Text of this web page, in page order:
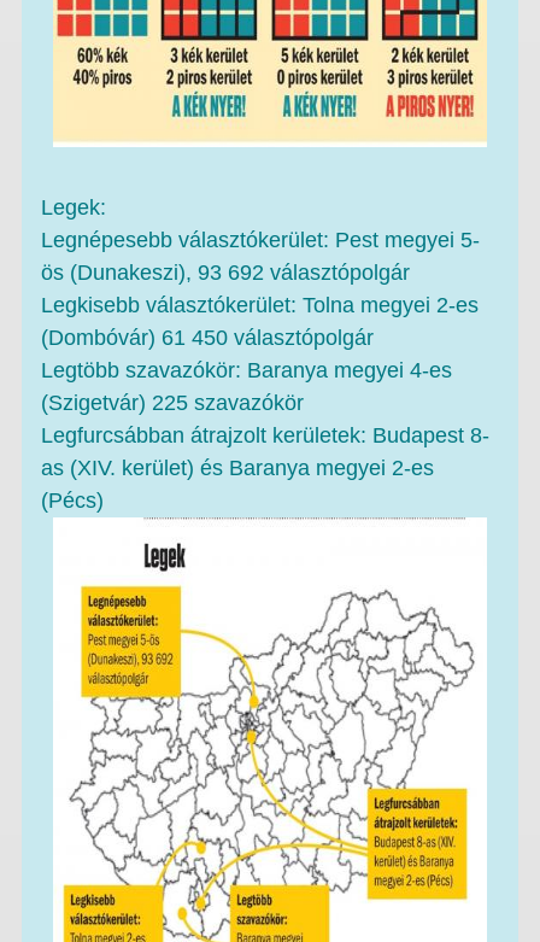
Legek:
Legnépesebb választókerület: Pest megyei 5-
ös (Dunakeszi), 93 692 választópolgár
Legkisebb választókerület: Tolna megyei 2-es
(Dombóvár) 61 450 választópolgár
Legtöbb szavazókör: Baranya megyei 4-es
(Szigetvár) 225 szavazókör
Legfurcsábban átrajzolt kerületek: Budapest 8-
as (XIV. kerület) és Baranya megyei 2-es
(Pécs)